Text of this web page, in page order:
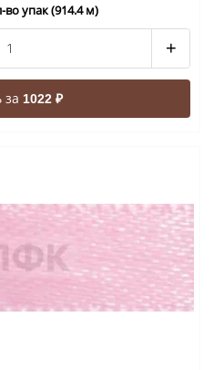
упак (914.4 м)
+
за 1022 ₽